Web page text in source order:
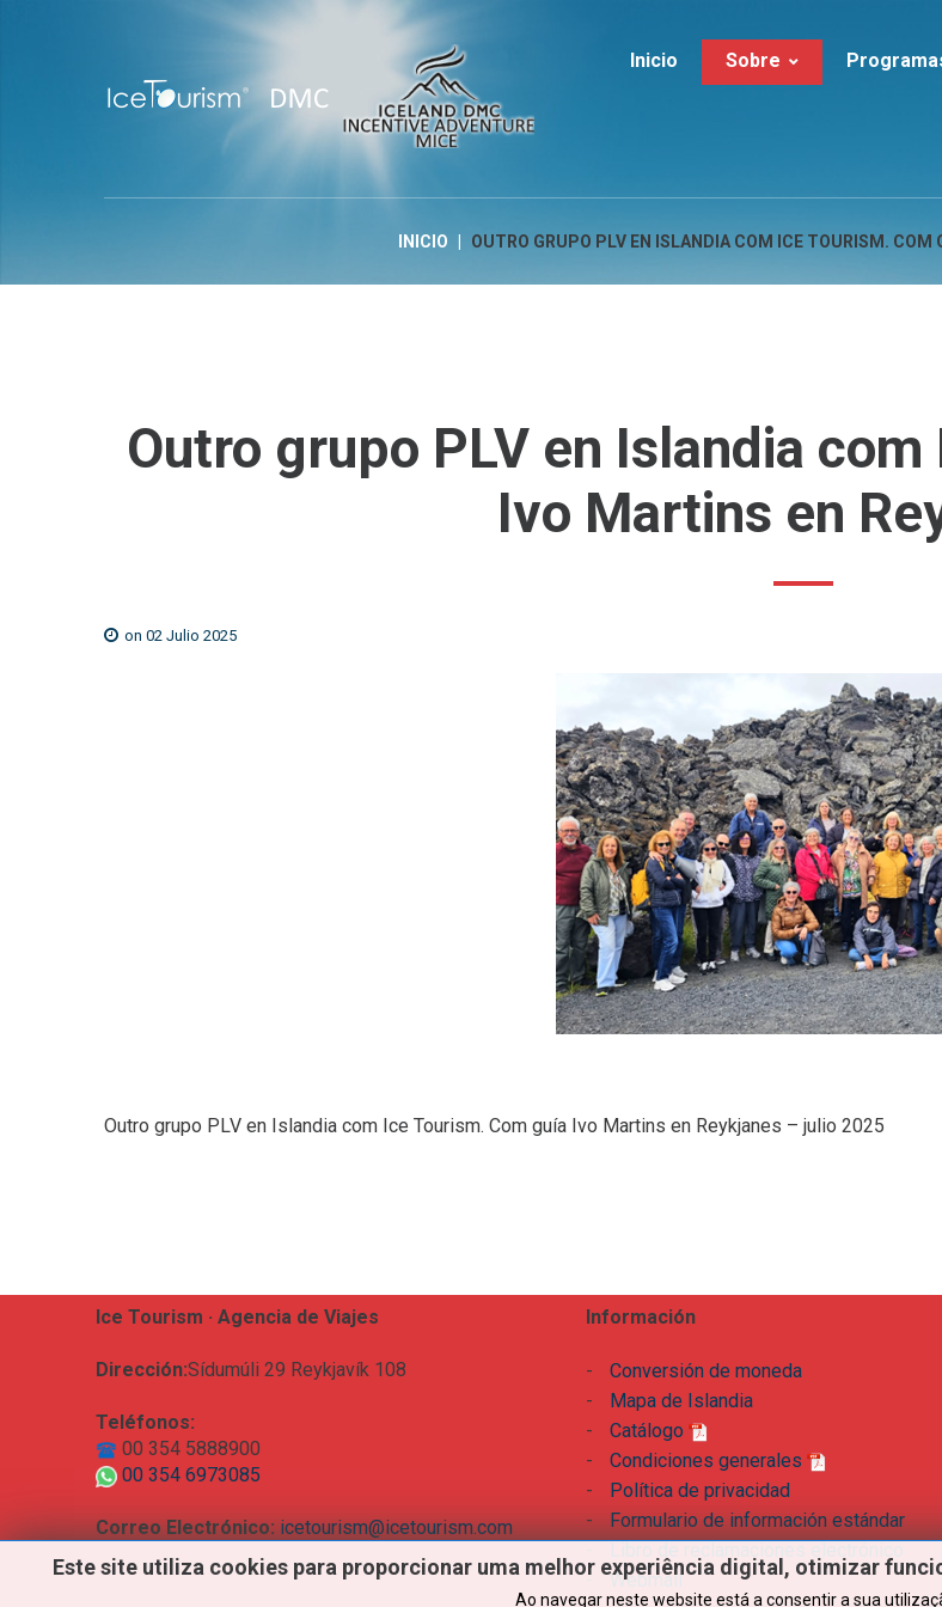
Inicio Sobre
Servicios
Cronología
Islandia |
Islandia |
INICIO OUTRO GRUPO PLV EN ISLANDIA COM ICE TOURISM. COM
Outro grupo PLV en Islandia com
Ivo Martins en
on 02 Julio 2025
Outro grupo PLV en Islandia com Ice Tourism. Com guía Ivo Martins en Reykjanes – julio 2025
Ice Tourism · Agencia de Viajes
Dirección:Sídumúli 29 Reykjavík 108
Teléfonos:
00 354 5888900
00 354 6973085
Correo Electrónico:icetourism@icetourism.com
Información
-
Conversión de moneda
-
Mapa de Islandia
-
Catálogo
-
Condiciones generales
-
Política de privacidad
-
Formulario de información estándar
-
Webmail
Estesite utiliza cookies para proporcionar uma melhor experiência digital, otimizar
Ao navegar neste website está a consentir a sua